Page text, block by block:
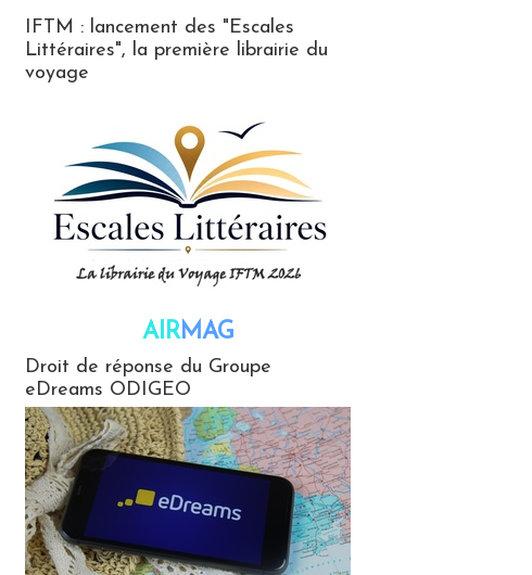
IFTM : lancement des "Escales
Littéraires", la première librairie du
voyage
AIRMAG
Droit de réponse du Groupe
eDreams ODIGEO